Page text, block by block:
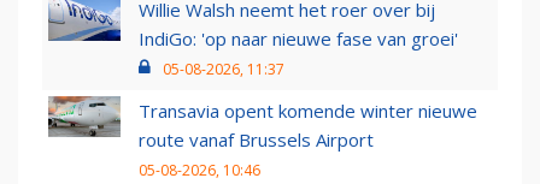
Willie Walsh neemt het roer over bij
IndiGo: 'op naar nieuwe fase van groei'
05-08-2026, 11:37
Transavia opent komende winter nieuwe
route vanaf Brussels Airport
05-08-2026, 10:46